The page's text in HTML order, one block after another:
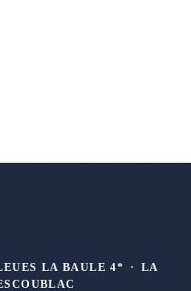
LA BAULE 4* ·
LA